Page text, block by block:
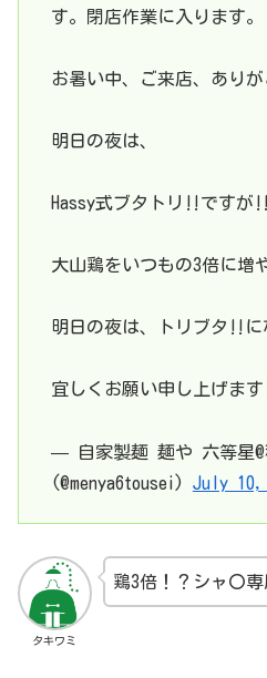
す。閉店作業に入ります。
お暑い中、ご来店、ありが
明日の夜は、
Hassy式ブタトリ‼️ですが‼️
大山鶏をいつもの3倍に増
明日の夜は、トリブタ‼️に
宜しくお願い申し上げます
— 自家製麺 麺や 六等星@
(@menya6tousei) July 10,
タキワミ
鶏3倍！？シャ〇